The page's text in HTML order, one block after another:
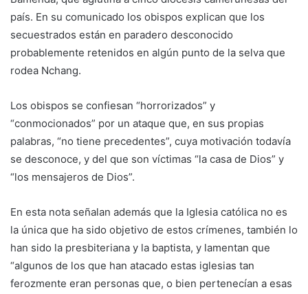
país. En su comunicado los obispos explican que los
secuestrados están en paradero desconocido
probablemente retenidos en algún punto de la selva que
rodea Nchang.
Los obispos se confiesan “horrorizados” y
“conmocionados” por un ataque que, en sus propias
palabras, “no tiene precedentes”, cuya motivación todavía
se desconoce, y del que son víctimas “la casa de Dios” y
“los mensajeros de Dios”.
En esta nota señalan además que la Iglesia católica no es
la única que ha sido objetivo de estos crímenes, también lo
han sido la presbiteriana y la baptista, y lamentan que
“algunos de los que han atacado estas iglesias tan
ferozmente eran personas que, o bien pertenecían a esas